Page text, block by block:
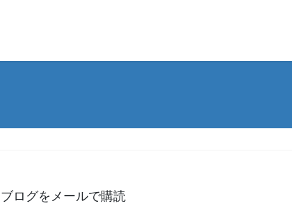
ブログをメールで購読